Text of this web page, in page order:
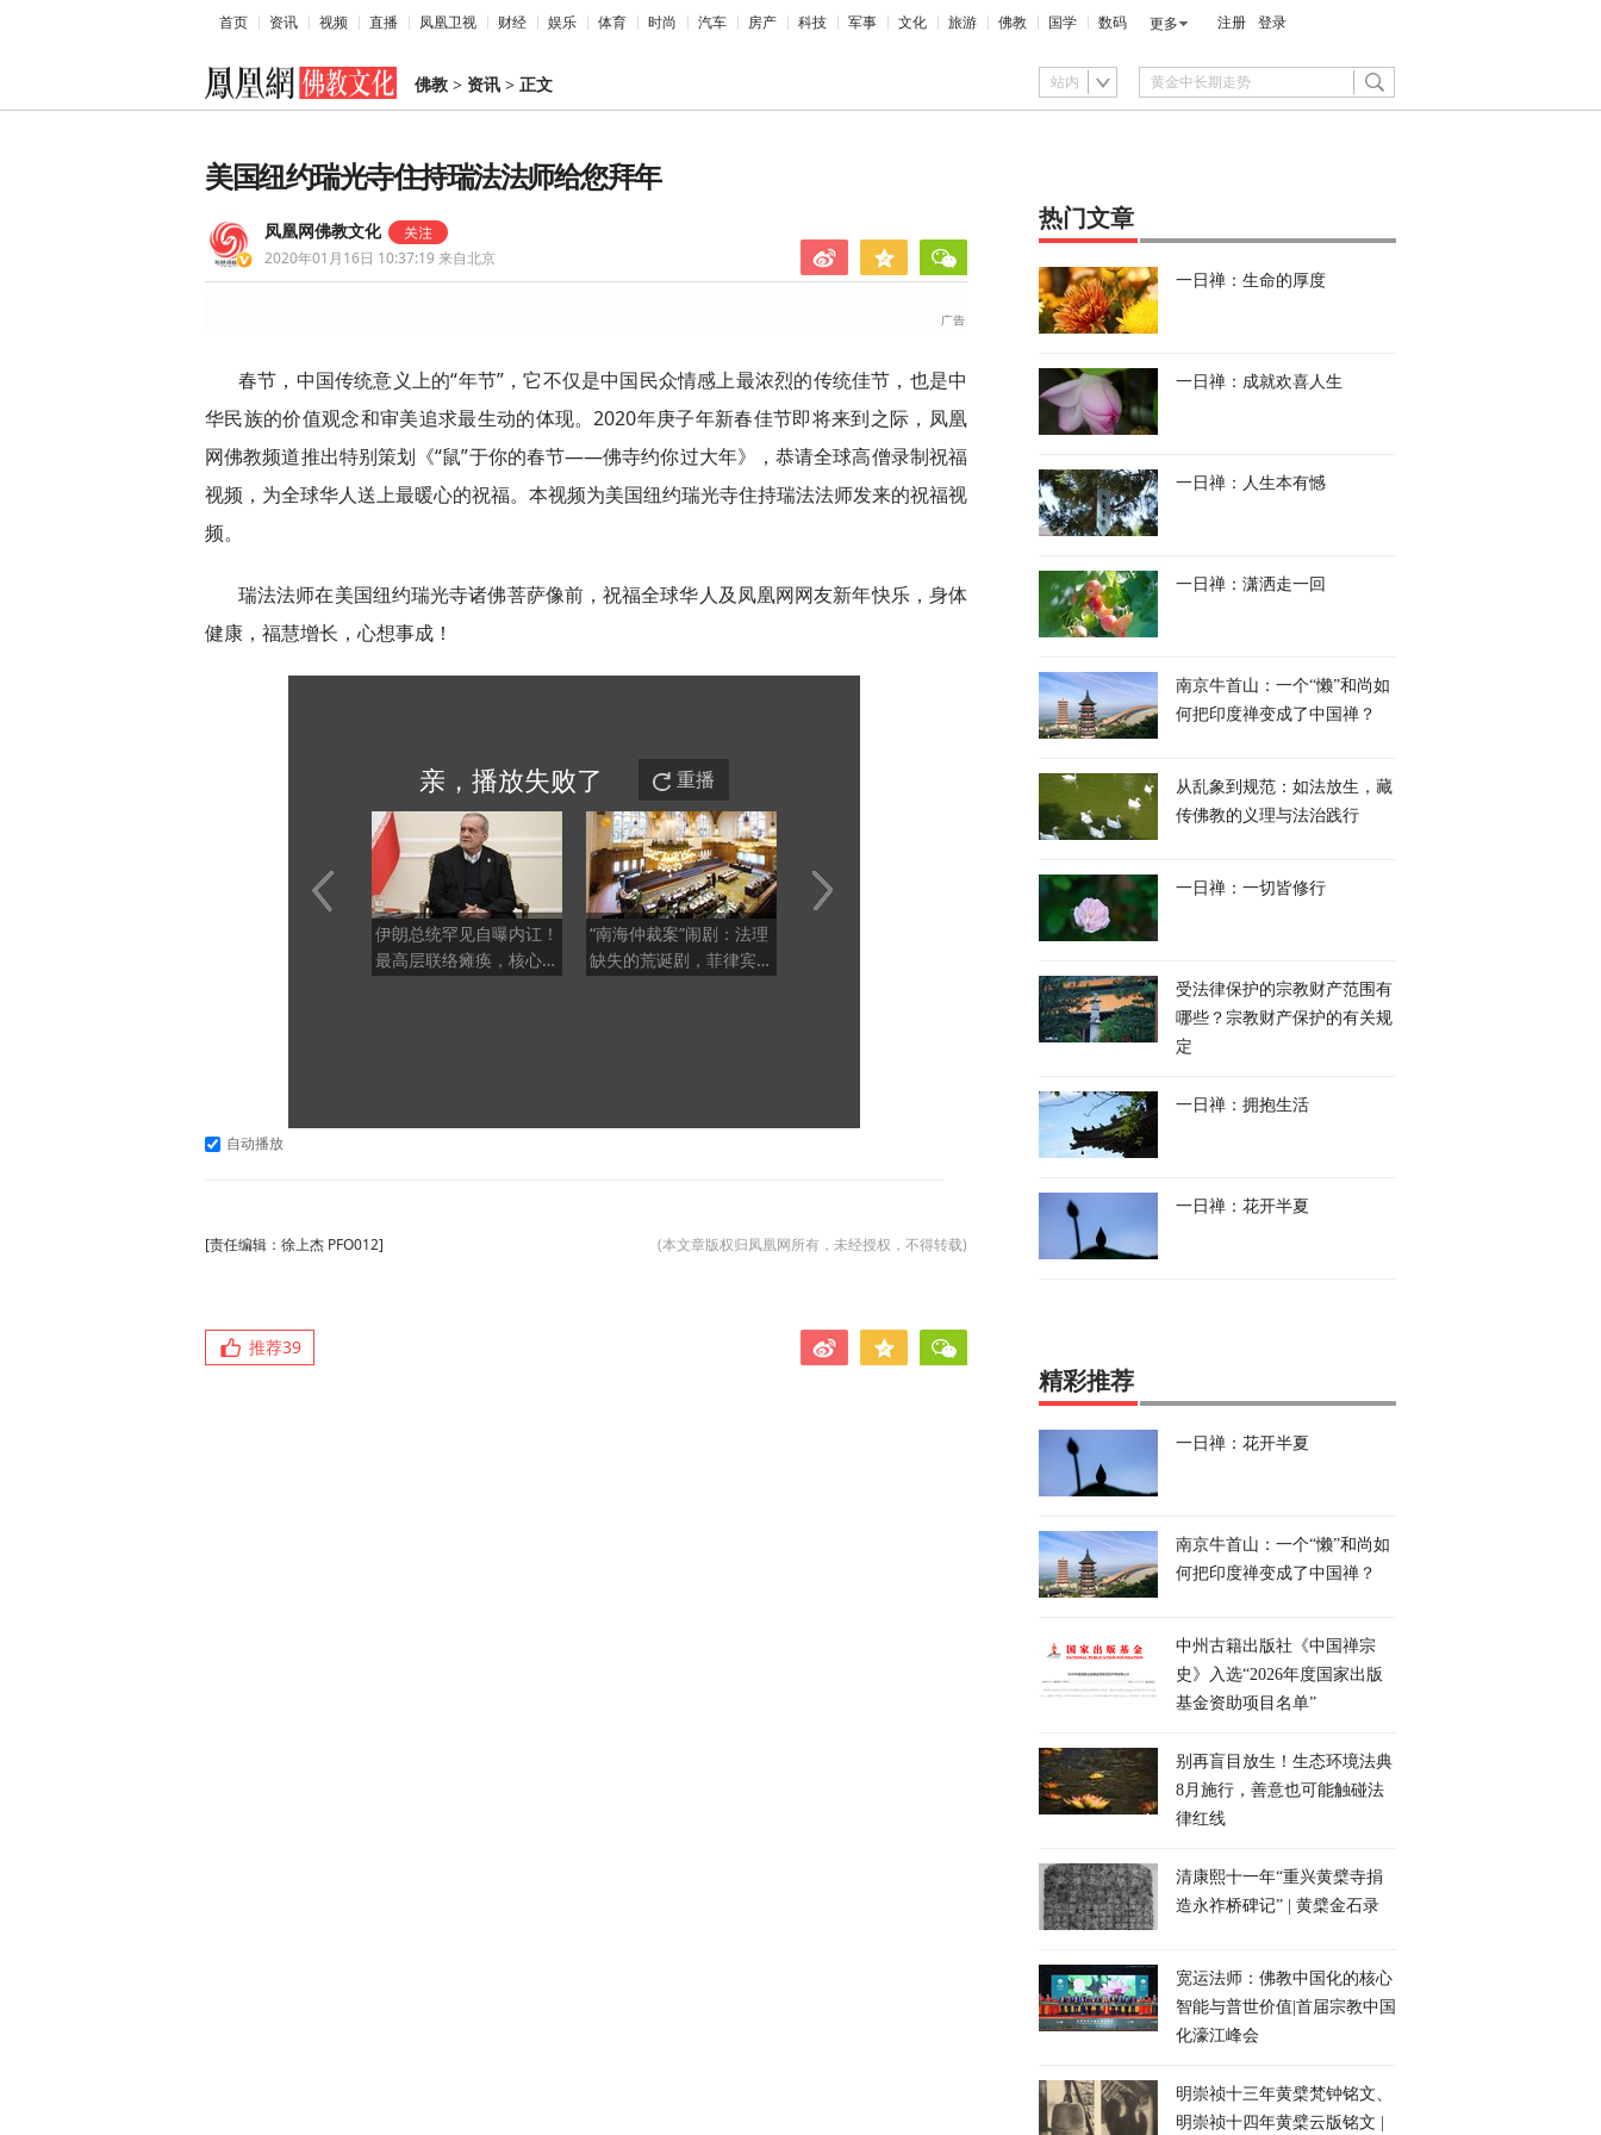
首页 资讯 视频 直播 凤凰卫视 财经 娱乐 体育 时尚 汽车 房产 科技 军事 文化 旅游 佛教 国学 数码 更多 注册 登录
佛教 > 资讯 > 正文 站内
美国纽约瑞光寺住持瑞法法师给您拜年
凤凰网佛教文化
2020年01月16日 10:37:19 来自北京
春节，中国传统意义上的“年节”，它不仅是中国民众情感上最浓烈的传统佳节，也是中
华民族的价值观念和审美追求最生动的体现。2020年庚子年新春佳节即将来到之际，凤凰
网佛教频道推出特别策划《“鼠”于你的春节——佛寺约你过大年》，恭请全球高僧录制祝福
视频，为全球华人送上最暖心的祝福。本视频为美国纽约瑞光寺住持瑞法法师发来的祝福视
频。
瑞法法师在美国纽约瑞光寺诸佛菩萨像前，祝福全球华人及凤凰网网友新年快乐，身体
健康，福慧增长，心想事成！
亲，播放失败了 重播
伊朗总统罕见自曝内讧！
最高层联络瘫痪，核心权
“南海仲裁案”闹剧：法理
缺失的荒诞剧，菲律宾重
核污染水排海，日本政府
不到将来，看不到未来
打停停意愿如何？
自动播放
[责任编辑：徐上杰 PFO012] (本文章版权归凤凰网所有，未经授权，不得转载)
推荐39
热门文章
一日禅：生命的厚度
一日禅：成就欢喜人生
一日禅：人生本有憾
一日禅：潇洒走一回
南京牛首山：一个“懒”和尚如
何把印度禅变成了中国禅？
从乱象到规范：如法放生，藏
传佛教的义理与法治践行
一日禅：一切皆修行
受法律保护的宗教财产范围有
哪些？宗教财产保护的有关规
定
一日禅：拥抱生活
一日禅：花开半夏
精彩推荐
一日禅：花开半夏
南京牛首山：一个“懒”和尚如
何把印度禅变成了中国禅？
中州古籍出版社《中国禅宗
史》入选“2026年度国家出版
基金资助项目名单”
别再盲目放生！生态环境法典
8月施行，善意也可能触碰法
律红线
清康熙十一年“重兴黄檗寺捐
造永祚桥碑记” | 黄檗金石录
宽运法师：佛教中国化的核心
智能与普世价值|首届宗教中国
化濠江峰会
明崇祯十三年黄檗梵钟铭文、
明崇祯十四年黄檗云版铭文 |